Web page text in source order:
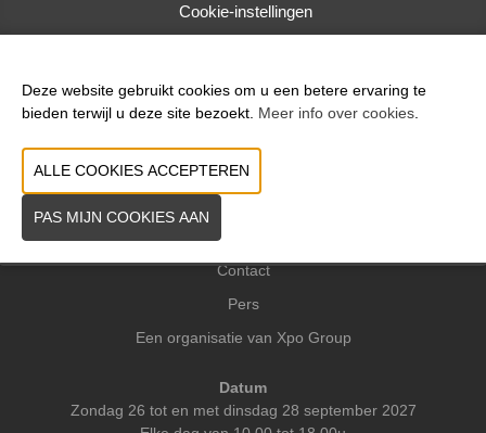
VORIGE VOLGENDE
Praktische info
Contact
Pers
Een organisatie van Xpo Group
Datum
Zondag 26 tot en met dinsdag 28 september 2027
Cookie-instellingen
Deze website gebruikt cookies om u een betere ervaring te
bieden terwijl u deze site bezoekt. Meer info over cookies